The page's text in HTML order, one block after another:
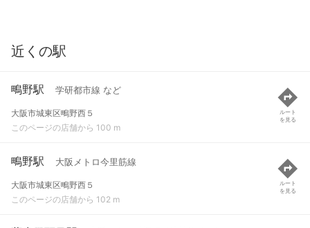
近くの駅
鴫野駅 学研都市線 など
大阪市城東区鴫野西５
このページの店舗から 100 m
ルート
を見る
鴫野駅 大阪メトロ今里筋線
大阪市城東区鴫野西５
このページの店舗から 102 m
ルート
を見る